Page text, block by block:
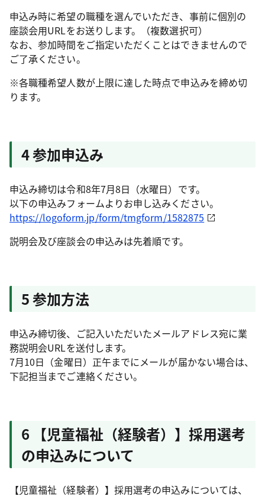
申込み時に希望の職種を選んでいただき、事前に個別の
座談会用URLをお送りします。（複数選択可）
なお、参加時間をご指定いただくことはできませんので
ご了承ください。
※各職種希望人数が上限に達した時点で申込みを締め切
ります。
4 参加申込み
申込み締切は令和8年7月8日（水曜日）です。
以下の申込みフォームよりお申し込みください。
https://logoform.jp/form/tmgform/1582875
説明会及び座談会の申込みは先着順です。
5 参加方法
申込み締切後、ご記入いただいたメールアドレス宛に業
務説明会URLを送付します。
7月10日（金曜日）正午までにメールが届かない場合は、
下記担当までご連絡ください。
6 【児童福祉（経験者）】採用選考
の申込みについて
【児童福祉（経験者）】採用選考の申込みについては、